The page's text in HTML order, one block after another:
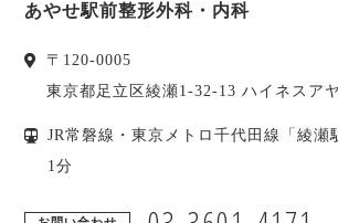
あやせ駅前整形外科・内科
〒 120-0005
東京都足立区綾瀬1-32-13 ハイネスア
JR常磐線・東京メトロ千代田線「綾瀬
1分